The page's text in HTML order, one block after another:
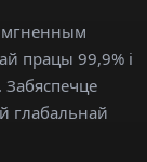
працы 99,9% і
Забяспечце
глабальнай